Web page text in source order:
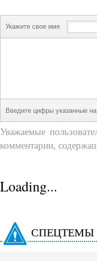
Укажите свое имя
Введите цифры указанные на
Уважаемые
комментарии,
Loading...
СПЕЦТЕМЫ